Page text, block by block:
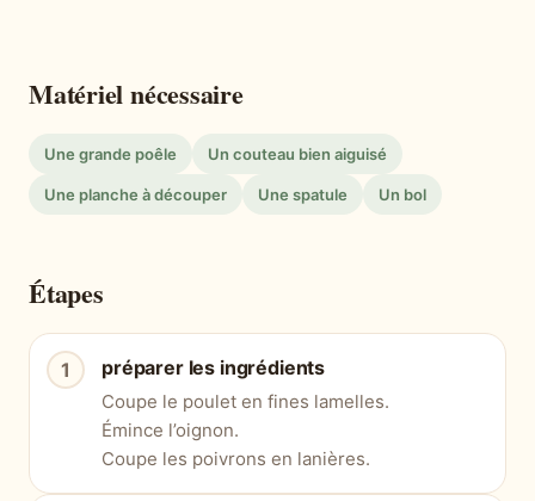
Matériel nécessaire
Une grande poêle Un couteau bien aiguisé
Une planche à découper Une spatule Un bol
Étapes
préparer les ingrédients
Coupe le poulet en fines lamelles.
Émince l’oignon.
Coupe les poivrons en lanières.